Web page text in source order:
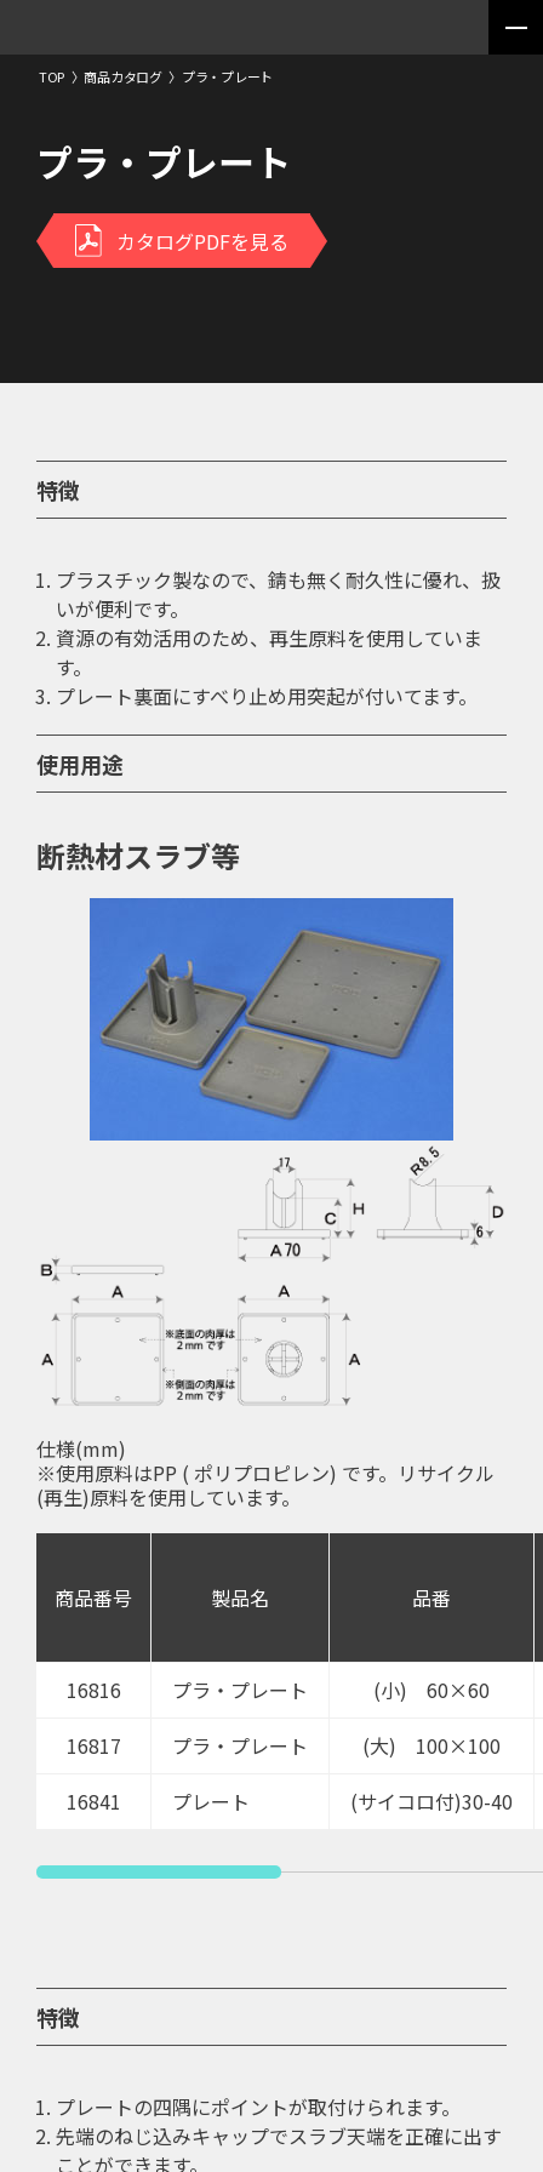
TOP 〉商品カタログ 〉 プラ・プレート
プラ・プレート
カタログPDFを見る
特徴
プラスチック製なので、錆も無く耐久性に優れ、扱
いが便利です。
資源の有効活用のため、再生原料を使用していま
す。
プレート裏面にすべり止め用突起が付いてます。
使用用途
断熱材スラブ等
仕様(mm)
※使用原料はPP ( ポリプロピレン) です。リサイクル
(再生)原料を使用しています。
商品番号 製品名 品番
16816 プラ・プレート
(小) 60×60
16817
プラ・プレート
(大) 100×100
16841
プレート (サイコロ付)30-40
特徴
プレートの四隅にポイントが取付けられます。
先端のねじ込みキャップでスラブ天端を正確に出す
ことができます。